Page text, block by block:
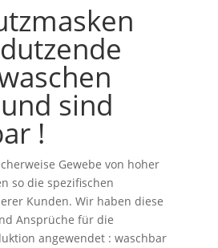
sind
!
Gewebe von hoher
so die spezifischen
Kunden. Wir haben diese
Ansprüche für die
angewendet : waschbar